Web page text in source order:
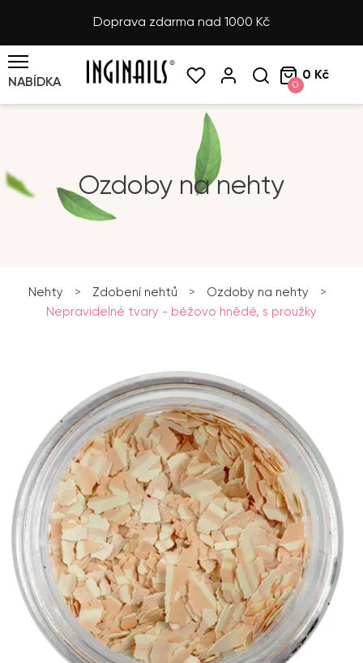
Doprava zdarma nad 1000 Kč
NABÍDKA 0
0 Kč
Ozdoby na nehty
Nehty > Zdobení nehtů > Ozdoby na nehty
>
Nepravidelné tvary - béžovo hnědé, s proužky